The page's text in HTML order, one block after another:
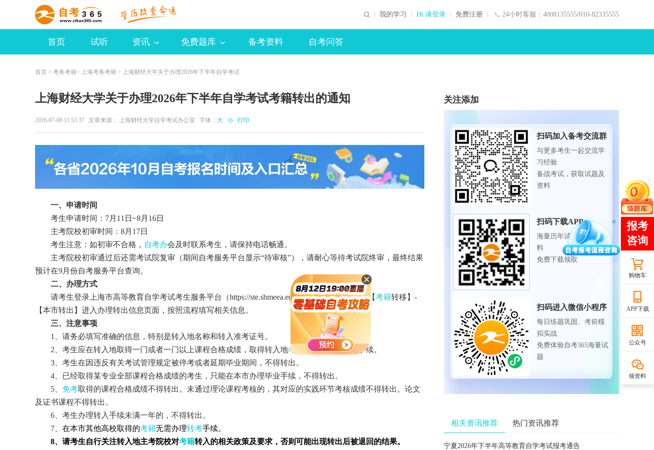
24小时客服：4008135555/010-82335555
我的学习 Hi 请登录 免费注册
首页 试听 资讯 免费题库 备考资料 自考问答
首页 > 考务考籍> 上海考务考籍 > 上海财经大学关于办理2026年下半年自学考试
上海财经大学关于办理2026年下半年自学考试考籍转出的通知
2026-07-08 11:53:37 文章来源： 上海财经大学自学考试办公室 字体： 大 小 打印
一、申请时间
考生申请时间： 7月 11 日 ~8月 16日
主考院校初审时间： 8月 17日
考生注意：如初审不合格， 自考办会及时联系考生，请保持电话畅通。
主考院校初审通过后还需考试院复审（期间自考服务平台显示“待审核”），请耐心等待考试院终审，最终结果
预计在9月份自考服务平台查询。
二、办理方式
请考生登录上海市高等教育自学考试考生服务平台（https://ste.shmeea.edu.cn），点击顶部菜单【考籍转移】‐
【本市转出】进入办理转出信息页面，按照流程填写相关信息。
三、注意事项
1
、请务必填写准确的信息，特别是转入地名称和转入准考证号。
2 、考生应在转入地取得一门或者一门以上课程合格成绩，取得转入地考籍
后，再办理转出手续。
3 、考生在因违反有关考试管理规定被停考或者延期毕业期间，不得转出。
4 、已经取得某专业全部课程合格成绩的考生，只能在本市办理毕业手续，不得转出。
5
免考取得的课程合格成绩不得转出。未通过理论课程考核的，其对应的实践环节考核成绩不得转出。论文
及证书课程不得转出。
6 、考生办理转入手续未满一年的，不得转出。
7
在本市其他高校取得的考籍无需办理转考手续。
8、请考生自行关注转入地主考院校对考籍转入的相关政策及要求，否则可能出现转出后被退回的结果。
关注添加
扫码加入备考交流群
与更多考生一起交流学
习经验
备战考试，获取试题及
资料
扫码下载APP
海量历年试题、备考资
料
免费下载领取
扫码进入微信小程序
每日练题巩固、考前模
拟实战
免费体验自考365海量试
题
相关资讯推荐 热门资讯推荐
宁夏2026年下半年高等教育自学考试报考通告
购物车
APP下载
公众号
领资料